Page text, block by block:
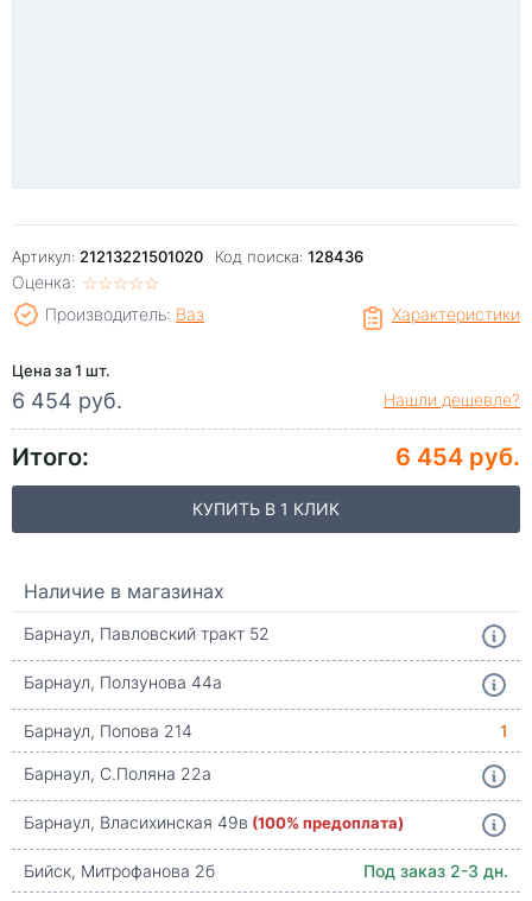
Артикул: 21213221501020 Код поиска: 128436
Оценка: ☆☆☆☆☆
★★★★★
Характеристики
Производитель: Ваз
Цена за 1 шт.
6 454 руб. Нашли дешевле?
Итого: 6 454 руб.
КУПИТЬ В 1 КЛИК
Наличие в магазинах
Барнаул, Павловский тракт 52
Барнаул, Ползунова 44а
Барнаул, Попова 214
1
Барнаул, С.Поляна 22а
Барнаул, Власихинская 49в (100% предоплата)
Бийск, Митрофанова 2б
Под заказ 2-3 дн.